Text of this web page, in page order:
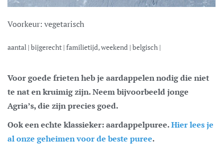
Voorkeur: vegetarisch
aantal | bijgerecht | familietijd, weekend | belgisch |
Voor goede frieten heb je aardappelen nodig die niet
te nat en kruimig zijn. Neem bijvoorbeeld jonge
Agria’s, die zijn precies goed.
Ook een echte klassieker: aardappelpuree.Hier lees je
al onze geheimen voor de beste puree.